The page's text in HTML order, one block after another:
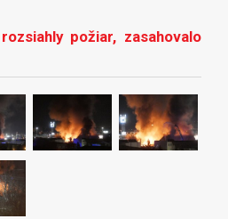
požiar, zasahovalo